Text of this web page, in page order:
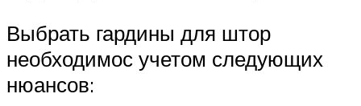
Выбрать гардины для штор
необходимос учетом следующих
нюансов: